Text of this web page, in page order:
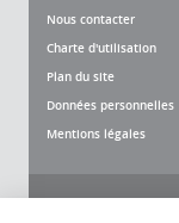
Nous contacter
Charte d'utilisation
Plan du site
Données personnelles
Mentions légales